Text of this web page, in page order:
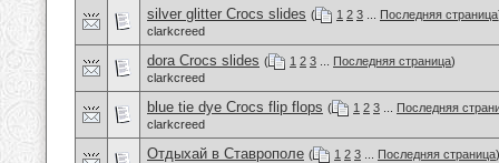
silver glitter Crocs slides ( 1 2 3 Последняя страница
clarkcreed
dora Crocs slides ( 1 2 3 Последняя страница)
clarkcreed
blue tie dye Crocs flip flops ( 1 2 3
Последняя
clarkcreed
Отдыхай в Ставрополе ( 1 2 3 Последняя страница)